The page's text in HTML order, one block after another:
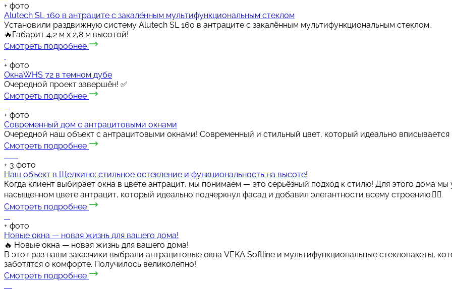
+ фото
Alutech SL 160 в антраците с закалённым мультифункциональным стеклом
Установили раздвижную систему Alutech SL 160 в антраците с закалённым мультифункциональным стеклом.
🔥Габарит 4,2 м х 2,8 м высотой!
Смотреть подробнее
+ фото
ОкнаWHS 72 в темном дубе
Очередной проект завершён! ✅️
Смотреть подробнее
+ фото
Современный дом с антрацитовыми окнами
Очередной наш объект с антрацитовыми окнами! Современный и стильный цвет, который идеально вписывается
Смотреть подробнее
+ 3 фото
Наш объект в Щелкино: стильное остекление и функциональность на высоте!
Когда клиент выбирает окна в цвете антрацит, мы понимаем — это серьёзный подход к стилю! Для этого дома
насыщенном цвете антрацит, который идеально подчеркнул фасад и добавил элегантности всему строению.👌🏼
Смотреть подробнее
+ фото
Новые окна — новая жизнь для вашего дома!
🔥 Новые окна — новая жизнь для вашего дома!
В этот раз наши заказчики выбрали антрацитовые окна VEKA Softline и мультифункциональные стеклопакеты,
заботятся о комфорте. Получилось великолепно!
Смотреть подробнее